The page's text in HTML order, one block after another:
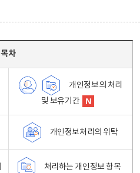
목차
개인정보의 처리
및 보유기간
개인정보처리의 위탁
처리하는 개인정보 항목